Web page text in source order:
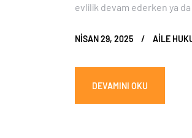
evlilik devam ederken ya
NISAN 29, 2025 AILE
DEVAMINI OKU